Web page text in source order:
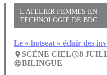
L'ATELIER FEMMES EN
TECHNOLOGIE DE BDC
Le « hotseat » éclair des
place SCÈNE CIELaccess_time8
languageBILINGUE